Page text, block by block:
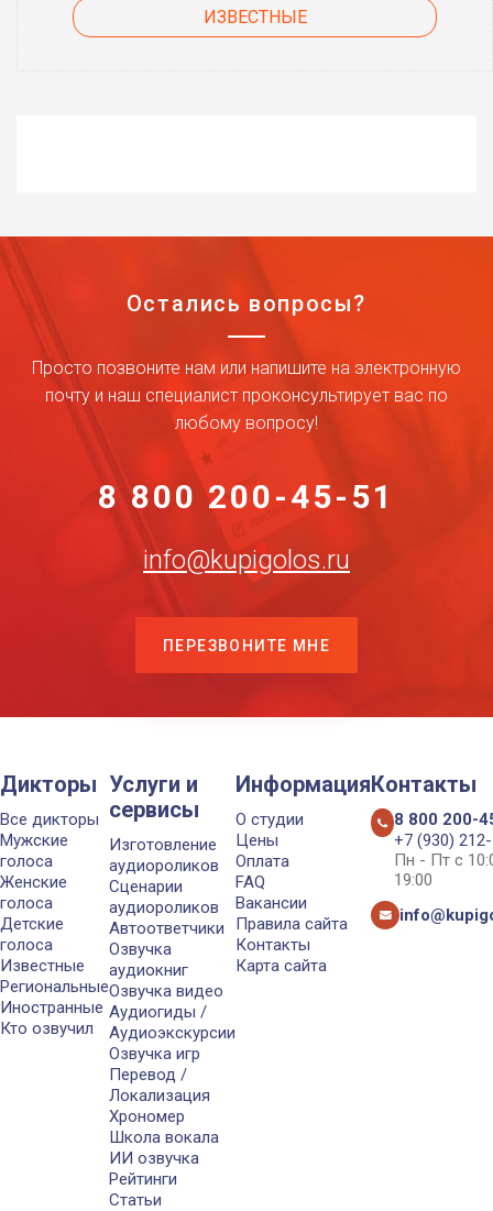
ИЗВЕСТНЫЕ
Остались вопросы?
Просто позвоните нам или напишите на электронную
почту и наш специалист проконсультирует вас по
любому вопросу!
8 800 200-45-51
info@kupigolos.ru
ПЕРЕЗВОНИТЕ МНЕ
Дикторы
Все дикторы
Мужские
голоса
Женские
голоса
Детские
голоса
Известные
Региональные
Иностранные
Кто озвучил
Услуги и
сервисы
Изготовление
аудиороликов
Сценарии
аудиороликов
Автоответчики
Озвучка
аудиокниг
Озвучка видео
Аудиогиды /
Аудиоэкскурсии
Озвучка игр
Перевод /
Локализация
Хрономер
Школа вокала
ИИ озвучка
Рейтинги
Статьи
Информация
О студии
Цены
Оплата
FAQ
Вакансии
Правила сайта
Контакты
Карта сайта
Контакты
8 800 200-
+7 (930)
Пн - Пт с
19:00